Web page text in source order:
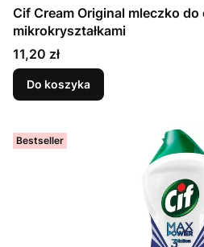
Cif Cream Original mleczko
mikrokryształkami
Cena
11,20 zł
Do koszyka
Bestseller